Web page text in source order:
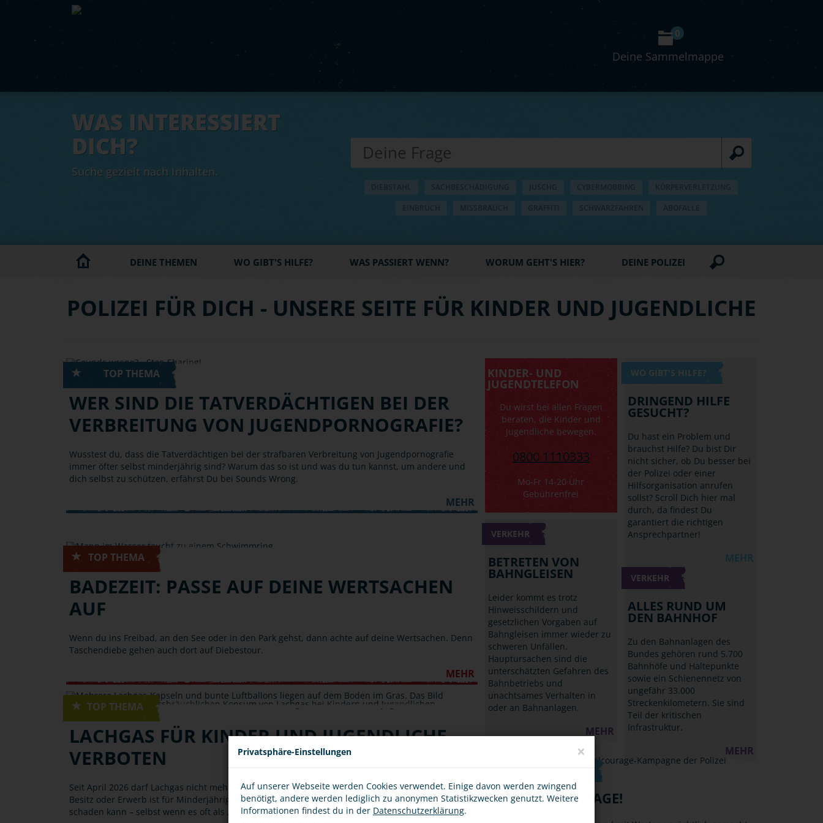
Skip to main content
Deine Sammelmappe
0
WAS INTERESSIERT
DICH?
Suche gezielt nach Inhalten.
DEINE THEMEN WO GIBT'S HILFE? WAS PASSIERT WENN? WORUM GEHT'S HIER? DEINE POLIZEI
POLIZEI FÜR DICH - UNSERE SEITE FÜR KINDER UND JUGENDLICHE
WER SIND DIE TATVERDÄCHTIGEN BEI DER
VERBREITUNG VON JUGENDPORNOGRAFIE?
Wusstest du, dass die Tatverdächtigen bei der strafbaren Verbreitung von Jugendpornografie
immer öfter selbst minderjährig sind? Warum das so ist und was du tun kannst, um andere und
dich selbst zu schützen, erfährst Du bei Sounds Wrong.
MEHR
BADEZEIT: PASSE AUF DEINE WERTSACHEN
AUF
Wenn du ins Freibad, an den See oder in den Park gehst, dann achte auf deine Wertsachen. Denn
Taschendiebe gehen auch dort auf Diebestour.
MEHR
LACHGAS FÜR KINDER UND JUGENDLICHE
VERBOTEN
Seit April 2026 darf Lachgas nicht mehr an Kinder und Jugendliche verkauft werden. Auch der
Besitz oder Erwerb ist für Minderjährige verboten. Warum? Weil Lachgas deiner Gesundheit
schaden kann – selbst wenn es oft als „harmlose“ Partydroge dargestellt…
KINDER- UND
JUGENDTELEFON
Du wirst bei allen Fragen
beraten, die Kinder und
Jugendliche bewegen.
0800 1110333
Mo-Fr 14-20 Uhr
Gebührenfrei
WO GIBT'S HILFE?
DRINGEND HILFE
GESUCHT?
Du hast ein Problem und
brauchst Hilfe? Du bist Dir
nicht sicher, ob Du besser bei
der Polizei oder einer
Hilfsorganisation anrufen
sollst? Scroll Dich hier mal
durch, da findest Du
garantiert die richtigen
Ansprechpartner!
MEHR
VERKEHR
BETRETEN VON
BAHNGLEISEN
Leider kommt es trotz
Hinweisschildern und
gesetzlichen Vorgaben auf
Bahngleisen immer wieder zu
schweren Unfällen.
Hauptursachen sind die
unterschätzten Gefahren des
Bahnbetriebs und
unachtsames Verhalten in
oder an Bahnanlagen.
MEHR
VERKEHR
ALLES RUND UM
DEN BAHNHOF
Zu den Bahnanlagen des
Bundes gehören rund 5.700
Bahnhöfe und Haltepunkte
sowie ein Schienennetz von
ungefähr 33.000
Streckenkilometern. Sie sind
Teil der kritischen
Infrastruktur.
MEHR
ZEIG ZIVILCOURAGE!
Privatsphäre-Einstellungen ×
Auf unserer Webseite werden Cookies verwendet. Einige davon werden zwingend
benötigt, andere werden lediglich zu anonymen Statistikzwecken genutzt. Weitere
Informationen findest du in der Datenschutzerklärung.